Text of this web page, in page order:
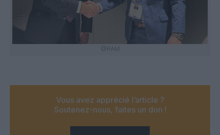
@RAM
Vous avez apprécié l’article ?
Soutenez-nous, faites un don !